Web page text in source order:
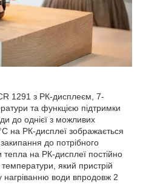
1291 з РК-дисплеєм, 7-
та функцією підтримки
до однієї з можливих
на РК-дисплеї зображається
до потрібного
на РК-дисплеї постійно
який пристрій
нагріванню води впродовж 2